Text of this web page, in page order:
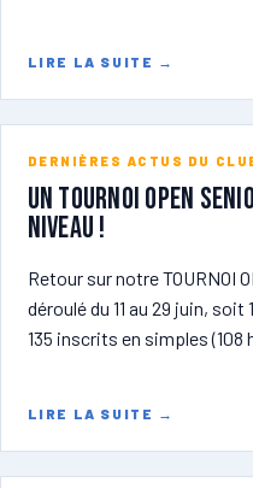
LIRE LA SUITE →
DERNIÈRES ACTUS DU
Un tournoi open
niveau !
Retour sur notre TOURNOI
déroulé du 11 au 29 juin,
135 inscrits en simples
LIRE LA SUITE →